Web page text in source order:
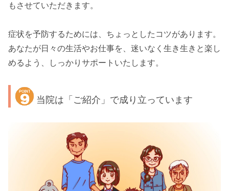
もさせていただきます。
症状を予防するためには、ちょっとしたコツがあります。
あなたが日々の生活やお仕事を、迷いなく生き生きと楽し
めるよう、しっかりサポートいたします。
当院は「ご紹介」で成り立っています